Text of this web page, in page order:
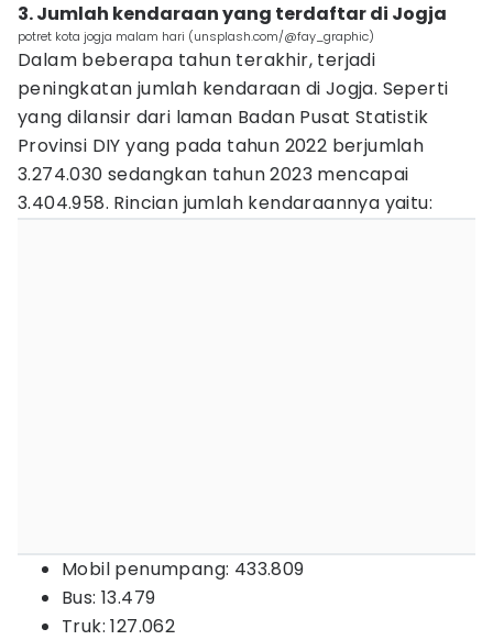
3. Jumlah kendaraan yang terdaftar di Jogja
potret kota jogja malam hari (unsplash.com/@fay_graphic)
Dalam beberapa tahun terakhir, terjadi
peningkatan jumlah kendaraan di Jogja. Seperti
yang dilansir dari laman Badan Pusat Statistik
Provinsi DIY yang pada tahun 2022 berjumlah
3.274.030 sedangkan tahun 2023 mencapai
3.404.958. Rincian jumlah kendaraannya yaitu:
Mobil penumpang: 433.809
Bus: 13.479
Truk: 127.062